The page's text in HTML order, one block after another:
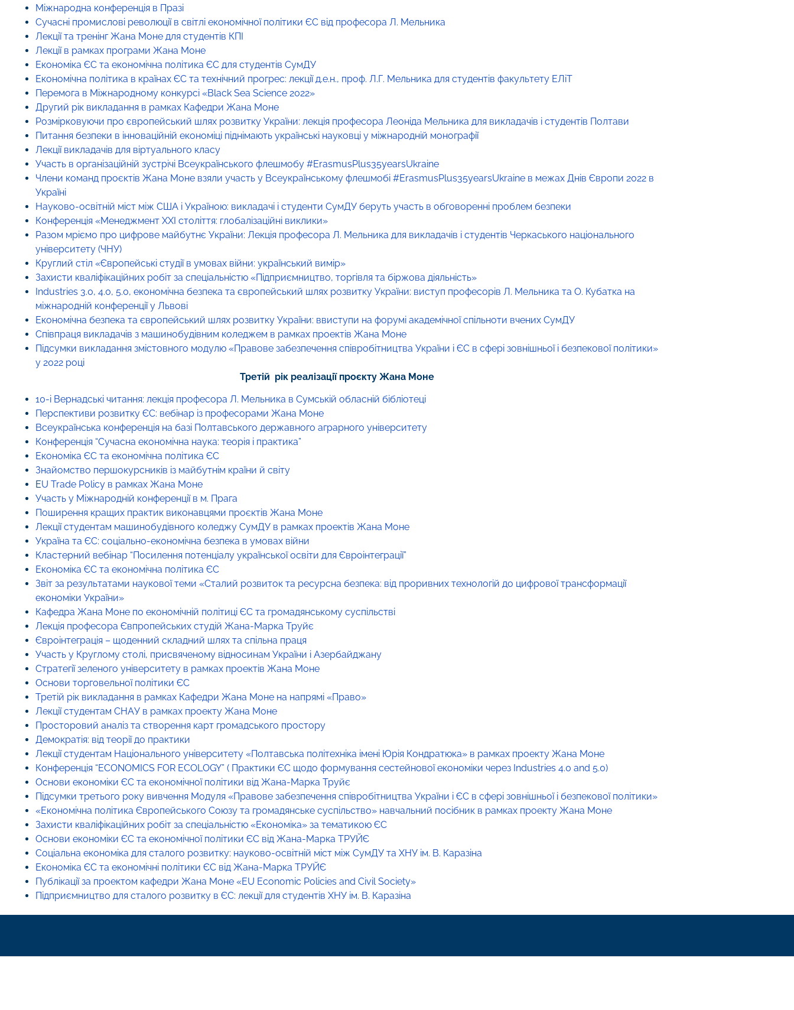
Міжнародна конференція в Празі
Сучасні промислові революції в світлі економічної політики ЄС від професора Л. Мельника
Лекції та тренінг Жана Моне для студентів КПІ
Лекції в рамках програми Жана Моне
Економіка ЄС та економічна політика ЄС для студентів СумДУ
Економічна політика в країнах ЄС та технічний прогрес: лекції д.е.н., проф. Л.Г. Мельника для студентів факультету ЕЛіТ
Перемога в Міжнародному конкурсі «Black Sea Science 2022»
Другий рік викладання в рамках Кафедри Жана Моне
Розмірковуючи про європейський шлях розвитку України: лекція професора Леоніда Мельника для викладачів і студентів Полтави
Питання безпеки в інноваційній економіці піднімають українські науковці у міжнародній монографії
Лекції викладачів для віртуального класу
Участь в організаційній зустрічі Всеукраїнського флешмобу #ErasmusPlus35yearsUkraine
Члени команд проєктів Жана Моне взяли участь у Всеукраїнському флешмобі #ErasmusPlus35yearsUkraine в межах Днів Європи 2022 в
Україні
Науково-освітній міст між США і Україною: викладачі і студенти СумДУ беруть участь в обговоренні проблем безпеки
Конференція «Менеджмент ХХІ століття: глобалізаційні виклики»
Разом мріємо про цифрове майбутнє України: Лекція професора Л. Мельника для викладачів і студентів Черкаського національного
університету (ЧНУ)
Круглий стіл «Європейські студії в умовах війни: український вимір»
Захисти кваліфікаційних робіт за спеціальністю «Підприємництво, торгівля та біржова діяльність»
Industries 3.0, 4.0, 5.0, економічна безпека та європейський шлях розвитку України: виступ професорів Л. Мельника та О. Кубатка на
міжнародній конференції у Львові
Економічна безпека та європейський шлях розвитку України: ввиступи на форумі академічної спільноти вчених СумДУ
Співпраця викладачів з машинобудівним коледжем в рамках проектів Жана Моне
Підсумки викладання змістовного модулю «Правове забезпечення співробітництва України і ЄС в сфері зовнішньої і безпекової політики»
у 2022 році
Третій рік реалізації проєкту Жана Моне
10-і Вернадські читання: лекція професора Л. Мельника в Сумській обласній бібліотеці
Перспективи розвитку ЄС: вебінар із професорами Жана Моне
Всеукраїнська конференція на базі Полтавського державного аграрного університету
Конференція “Сучасна економічна наука: теорія і практика”
Економіка ЄС та економічна політика ЄС
Знайомство першокурсників із майбутнім країни й світу
EU Trade Policy в рамках Жана Моне
Участь у Міжнародній конференції в м. Прага
Поширення кращих практик виконавцями проєктів Жана Моне
Лекції студентам машинобудівного коледжу СумДУ в рамках проектів Жана Моне
Україна та ЄС: соціально-економічна безпека в умовах війни
Кластерний вебінар “Посилення потенціалу української освіти для Євроінтеграції”
Економіка ЄС та економічна політика ЄС
Звіт за результатами наукової теми «Сталий розвиток та ресурсна безпека: від проривних технологій до цифрової трансформації
економіки України»
Кафедра Жана Моне по економічній політиці ЄС та громадянському суспільстві
Лекція професора Євпропейських студій Жана-Марка Труйє
Євроінтеграція – щоденний складний шлях та спільна праця
Участь у Круглому столі, присвяченому відносинам України і Азербайджану
Стратегії зеленого університету в рамках проектів Жана Моне
Основи торговельної політики ЄС
Третій рік викладання в рамках Кафедри Жана Моне на напрямі «Право»
Лекції студентам СНАУ в рамках проекту Жана Моне
Просторовий аналіз та створення карт громадського простору
Демократія: від теорії до практики
Лекції студентам Національного університету «Полтавська політехніка імені Юрія Кондратюка» в рамках проекту Жана Моне
Конференція “ECONOMICS FOR ECOLOGY” ( Практики ЄС щодо формування сестейнової економіки через Industries 4.0 and 5.0)
Основи економіки ЄС та економічної політики від Жана-Марка Труйє
Підсумки третього року вивчення Модуля «Правове забезпечення співробітництва України і ЄС в сфері зовнішньої і безпекової політики»
«Економічна політика Європейського Союзу та громадянське суспільство» навчальний посібник в рамках проекту Жана Моне
Захисти кваліфікаційних робіт за спеціальністю «Економіка» за тематикою ЄС
Основи економіки ЄС та економічної політики ЄС від Жана-Марка ТРУЙЄ
Соціальна економіка для сталого розвитку: науково-освітній міст між СумДУ та ХНУ ім. В. Каразіна
Економіка ЄС та економічні політики ЄС від Жана-Марка ТРУЙЄ
Публікації за проектом кафедри Жана Моне «EU Economic Policies and Civil Society»
Підприємництво для сталого розвитку в ЄС: лекції для студентів ХНУ ім. В. Каразіна